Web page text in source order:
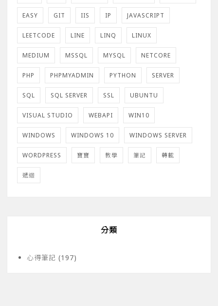
EASY GIT IIS IP JAVASCRIPT
LEETCODE LINE LINQ LINUX
MEDIUM MSSQL MYSQL NETCORE
PHP PHPMYADMIN PYTHON SERVER
SQL SQL SERVER SSL UBUNTU
VISUAL STUDIO WEBAPI WIN10
WINDOWS WINDOWS 10 WINDOWS SERVER
WORDPRESS 寶寶 教學 筆記 轉載
遞迴
分類
心得筆記 (197)